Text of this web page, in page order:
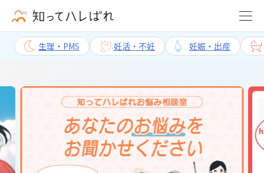
生理・PMS 妊活・不妊 妊娠・出産